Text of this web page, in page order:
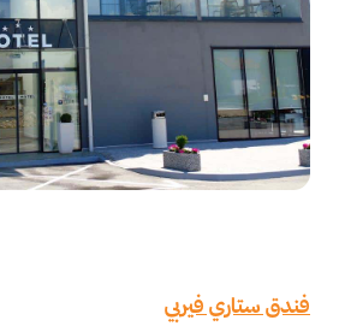
فندق ستاري فيربي